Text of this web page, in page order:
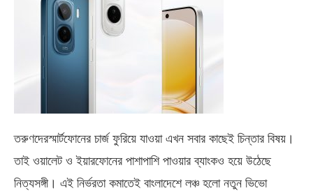
তরুণদেরস্মার্টফোনের চার্জ ফুরিয়ে যাওয়া এখন সবার কাছেই চিন্তার বিষয়।
তাই ওয়ালেট ও ইয়ারফোনের পাশাপাশি পাওয়ার ব্যাংকও হয়ে উঠেছে
নিত্যসঙ্গী। এই নির্ভরতা কমাতেই বাংলাদেশে লঞ্চ হলো নতুন ভিভো